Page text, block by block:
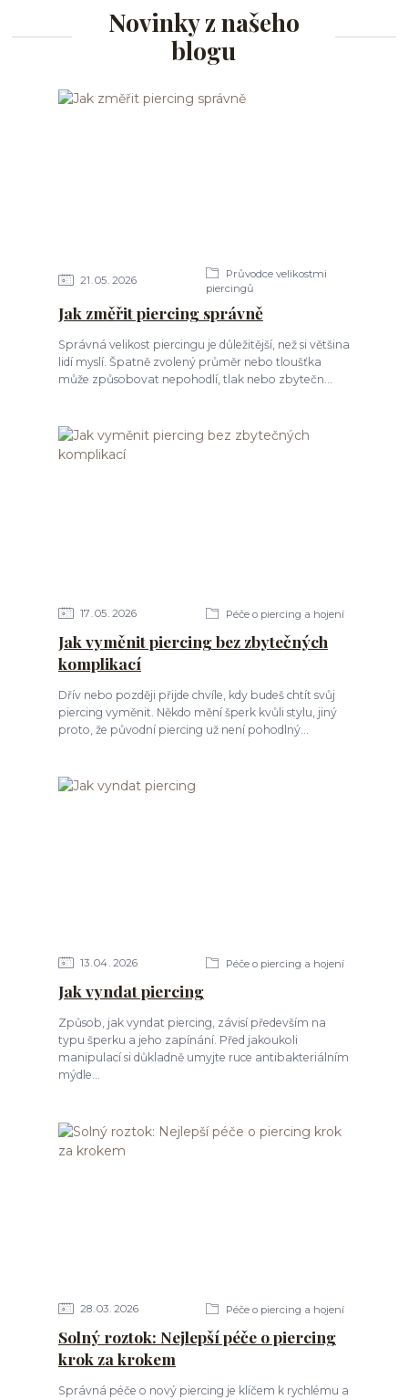
Novinky z našeho
blogu
21 05 2026
Průvodce velikostmi
piercingů
Jak změřit piercing správně
Správná velikost piercingu je důležitější, než si většina
lidí myslí. Špatně zvolený průměr nebo tloušťka
může způsobovat nepohodlí, tlak nebo zbytečn...
17 05 2026 Péče o piercing a hojení
Jak vyměnit piercing bez zbytečných
komplikací
Dřív nebo později přijde chvíle, kdy budeš chtít svůj
piercing vyměnit. Někdo mění šperk kvůli stylu, jiný
proto, že původní piercing už není pohodlný...
13 04 2026 Péče o piercing a hojení
Jak vyndat piercing
Způsob, jak vyndat piercing, závisí především na
typu šperku a jeho zapínání. Před jakoukoli
manipulací si důkladně umyjte ruce antibakteriálním
mýdle...
28 03 2026 Péče o piercing a hojení
Solný roztok: Nejlepší péče o piercing
krok za krokem
Správná péče o nový piercing je klíčem k rychlému a